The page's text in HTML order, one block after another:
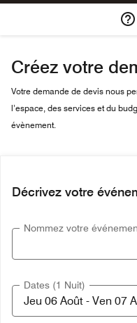
Skip To Content
Créez votre
Votre demande de devis nous
l’espace, des services et du
évènement.
Décrivez votre
Nommez votre
Dates (1 Nuit)